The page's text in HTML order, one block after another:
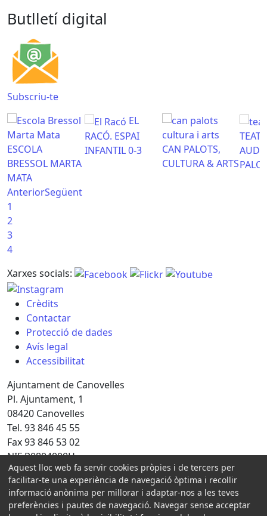
Butlletí digital
Subscriu-te
ESCOLA
BRESSOL MARTA
MATA
EL
RACÓ. ESPAI
INFANTIL 0-3
CAN PALOTS,
CULTURA & ARTS
AnteriorSegüent
1
2
3
4
Xarxes socials:
Crèdits
Contactar
Protecció de dades
Avís legal
Accessibilitat
Ajuntament de Canovelles
Pl. Ajuntament, 1
08420 Canovelles
Tel. 93 846 45 55
Fax 93 846 53 02
NIF P0804000H
Amb la col·laboració de:
Aquest lloc web fa servir cookies pròpies i de tercers per
facilitar-te una experiència de navegació òptima i recollir
informació anònima per millorar i adaptar-nos a les teves
preferències i pautes de navegació. Navegar sense acceptar